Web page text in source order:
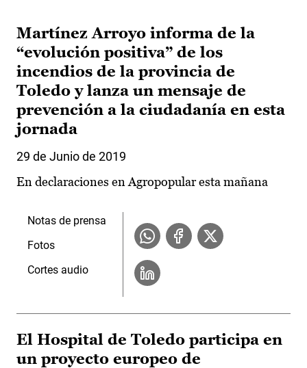
Martínez Arroyo informa de la
“evolución positiva” de los
incendios de la provincia de
Toledo y lanza un mensaje de
prevención a la ciudadanía en esta
jornada
29 de Junio de 2019
En declaraciones en Agropopular esta mañana
Notas de prensa
Fotos
Cortes audio
El Hospital de Toledo participa en
un proyecto europeo de